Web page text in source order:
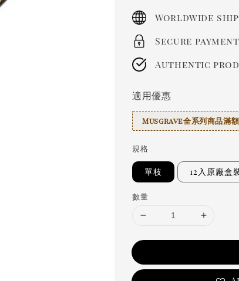
price
Worldwide
Secure
Authentic
適用優惠
Musgrave全系列商品滿
規格
單枝 12入原廠盒
數量